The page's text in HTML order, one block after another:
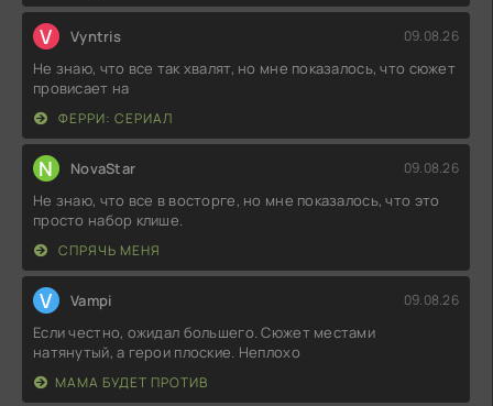
V Vyntris 09.08.26
Не знаю, что все так хвалят, но мне показалось, что сюжет
провисает на
ФЕРРИ: СЕРИАЛ
N NovaStar 09.08.26
Не знаю, что все в восторге, но мне показалось, что это
просто набор клише.
СПРЯЧЬ МЕНЯ
V Vampi 09.08.26
Если честно, ожидал большего. Сюжет местами
натянутый, а герои плоские. Неплохо
МАМА БУДЕТ ПРОТИВ